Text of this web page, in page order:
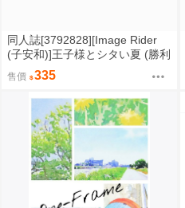
同人誌[3792828][Image Rider
(子安和)]王子様とシタい夏 (勝利
女神妮姬)
售價 335